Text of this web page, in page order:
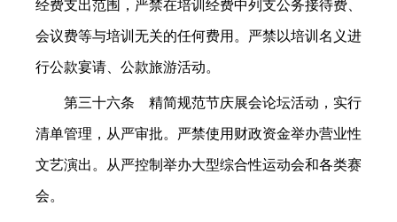
经费支出范围，严禁在培训经费中列支公务接待费、
会议费等与培训无关的任何费用。严禁以培训名义进
行公款宴请、公款旅游活动。
第三十六条 精简规范节庆展会论坛活动，实行
清单管理，从严审批。严禁使用财政资金举办营业性
文艺演出。从严控制举办大型综合性运动会和各类赛
会。